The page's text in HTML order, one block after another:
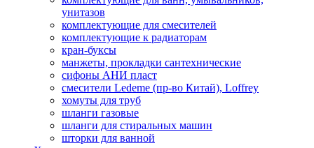
унитазов
комплектующие для смесителей
комплектующие к радиаторам
кран-буксы
манжеты, прокладки сантехнические
сифоны АНИ пласт
смесители Ledeme (пр-во Китай), Loffrey
хомуты для труб
шланги газовые
шланги для стиральных машин
шторки для ванной